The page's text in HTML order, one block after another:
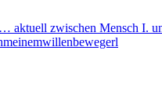
aktuell zwischen Mensch I.